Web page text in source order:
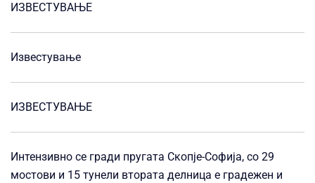
ИЗВЕСТУВАЊЕ
Известување
ИЗВЕСТУВАЊЕ
Интензивно се гради пругата Скопје-Софија, со 29
мостови и 15 тунели втората делница е градежен и